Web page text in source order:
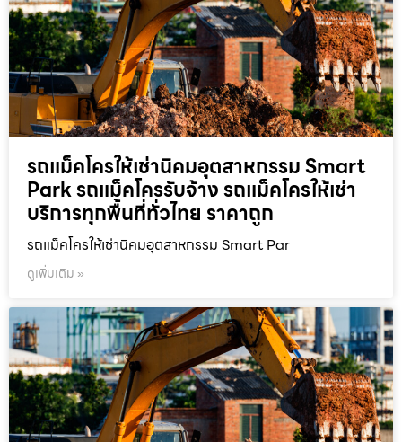
รถแม็คโครให้เช่านิคมอุตสาหกรรม Smart
Park รถแม็คโครรับจ้าง รถแม็คโครให้เช่า
บริการทุกพื้นที่ทั่วไทย ราคาถูก
รถแม็คโครให้เช่านิคมอุตสาหกรรม Smart Par
ดูเพิ่มเติม »